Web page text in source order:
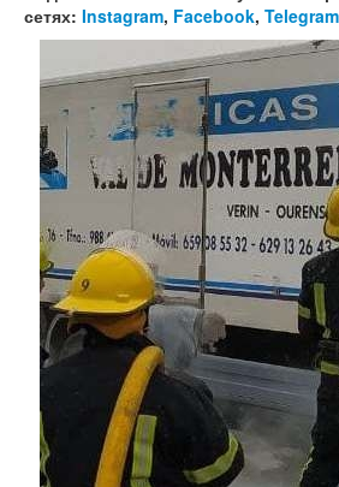
сетях: Instagram, Facebook, Telegram